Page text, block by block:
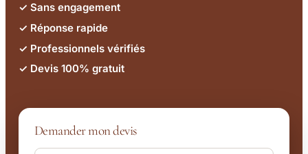
✓ Sans engagement
✓ Réponse rapide
✓ Professionnels vérifiés
✓ Devis 100% gratuit
Demander mon devis